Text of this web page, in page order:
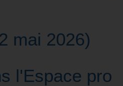
mai 2026)
l'Espace pro